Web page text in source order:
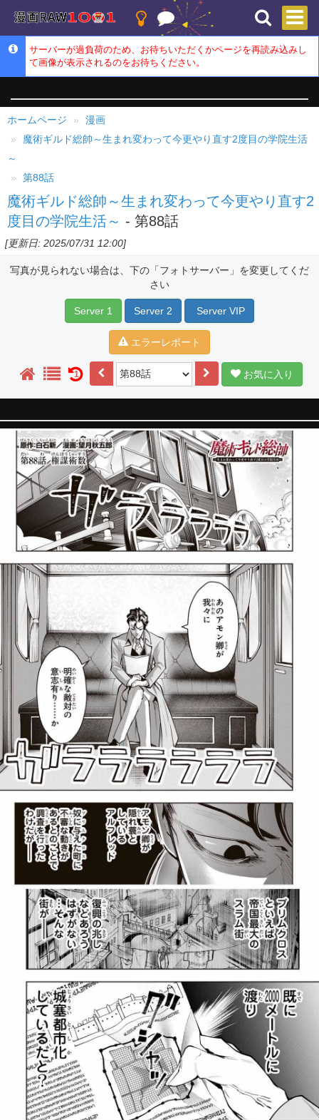
サーバーが過負荷のため、お待ちいただくかページを再読み込みし
て画像が表示されるのをお待ちください。
ホームページ
漫画
魔術ギルド総帥～生まれ変わって今更やり直す2度目の学院生活
～
第88話
魔術ギルド総帥～生まれ変わって今更やり直す2
度目の学院生活～ - 第88話
[更新日: 2025/07/31 12:00]
写真が見られない場合は、下の「フォトサーバー」を変更してくだ
さい
Server 1 Server 2 Server VIP
エラーレポート
1 お気に入り